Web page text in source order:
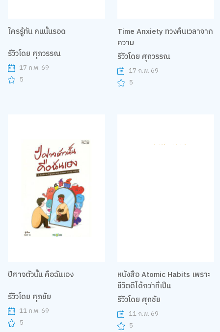
ใครรู้ทัน คนนั้นรอด
รีวิวโดย ศุภวรรณ
17 ก.พ. 69
5
Time Anxiety ทวงคืนเวลาจาก
ความ
รีวิวโดย ศุภวรรณ
17 ก.พ. 69
5
ปีศาจตัวนั้น คือฉันเอง
รีวิวโดย ศุภชัย
11 ก.พ. 69
5
หนังสือ Atomic Habits เพราะ
ชีวิตดีได้กว่าที่เป็น
รีวิวโดย ศุภชัย
11 ก.พ. 69
5